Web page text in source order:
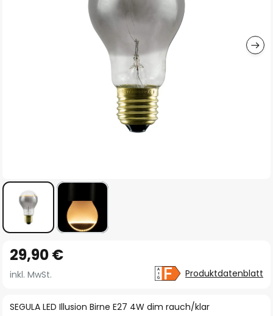
Anfang
der
springen
SEGULA LED Illusion Birne E27 4W dim rauch/klar
29,90 €
inkl. MwSt. Produktdatenblatt